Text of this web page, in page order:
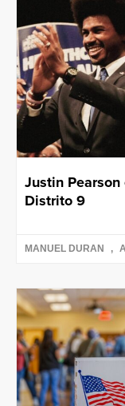
Justin
Distrito 9
MANUEL DURAN